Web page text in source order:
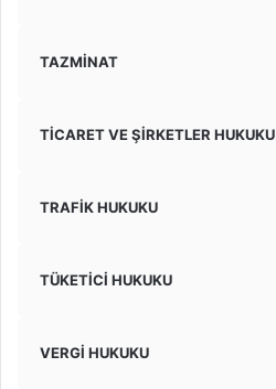
TAZMİNAT
TİCARET VE ŞİRKETLER HUKUKU
TRAFİK HUKUKU
TÜKETİCİ HUKUKU
VERGİ HUKUKU